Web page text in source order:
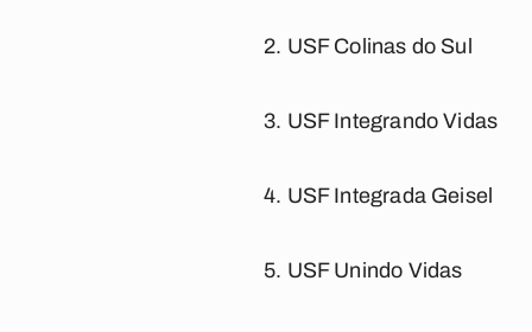
2. USF Colinas do Sul
3. USF Integrando Vidas
4. USF Integrada Geisel
5. USF Unindo Vidas